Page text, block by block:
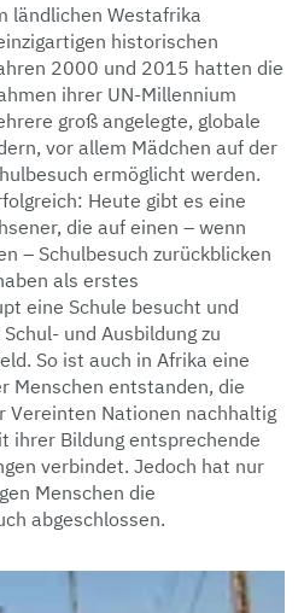
ländlichen Westafrika
historischen
2000 und 2015 hatten die
ihrer UN-Millennium
groß angelegte, globale
vor allem Mädchen auf der
ermöglicht werden.
Heute gibt es eine
die auf einen – wenn
– Schulbesuch zurückblicken
als erstes
eine Schule besucht und
und Ausbildung zu
So ist auch in Afrika eine
Menschen entstanden, die
Vereinten Nationen nachhaltig
ihrer Bildung entsprechende
verbindet. Jedoch hat nur
Menschen die
abgeschlossen.